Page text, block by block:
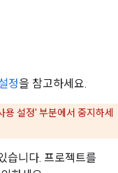
정을 참고하세요.
설정' 부분에서 중지하세
습니다. 프로젝트를